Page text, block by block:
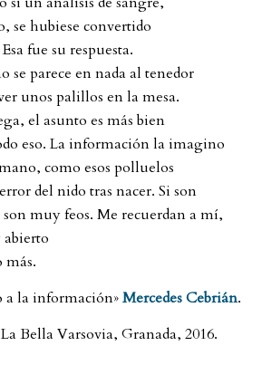
se hubiese convertido
fue su respuesta.
se parece en nada al tenedor
unos palillos en la mesa.
el asunto es más bien
eso. La información la imagino
como esos polluelos
del nido tras nacer. Si son
muy feos. Me recuerdan a mí,
más.
a la información»Mercedes Cebrián.
Bella Varsovia, Granada, 2016.